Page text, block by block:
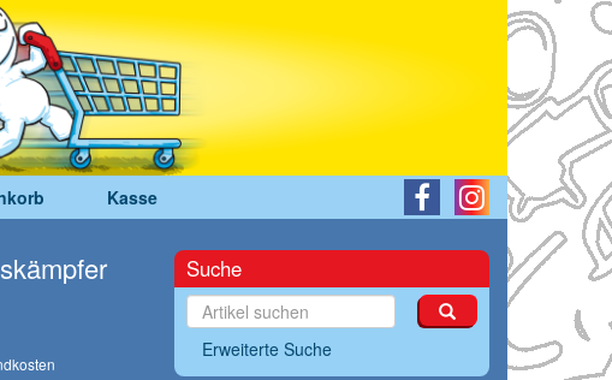
Kasse
Suche
Erweiterte Suche